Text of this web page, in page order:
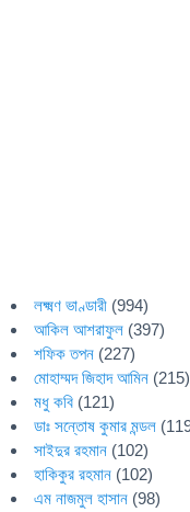
লক্ষ্মণ ভাণ্ডারী (994)
আকিল আশরাফুল (397)
শফিক তপন (227)
মোহাম্মদ জিহাদ আমিন (215)
মধু কবি (121)
ডাঃ সন্তোষ কুমার মন্ডল
সাইদুর রহমান (102)
হাকিকুর রহমান (102)
এম নাজমুল হাসান (98)